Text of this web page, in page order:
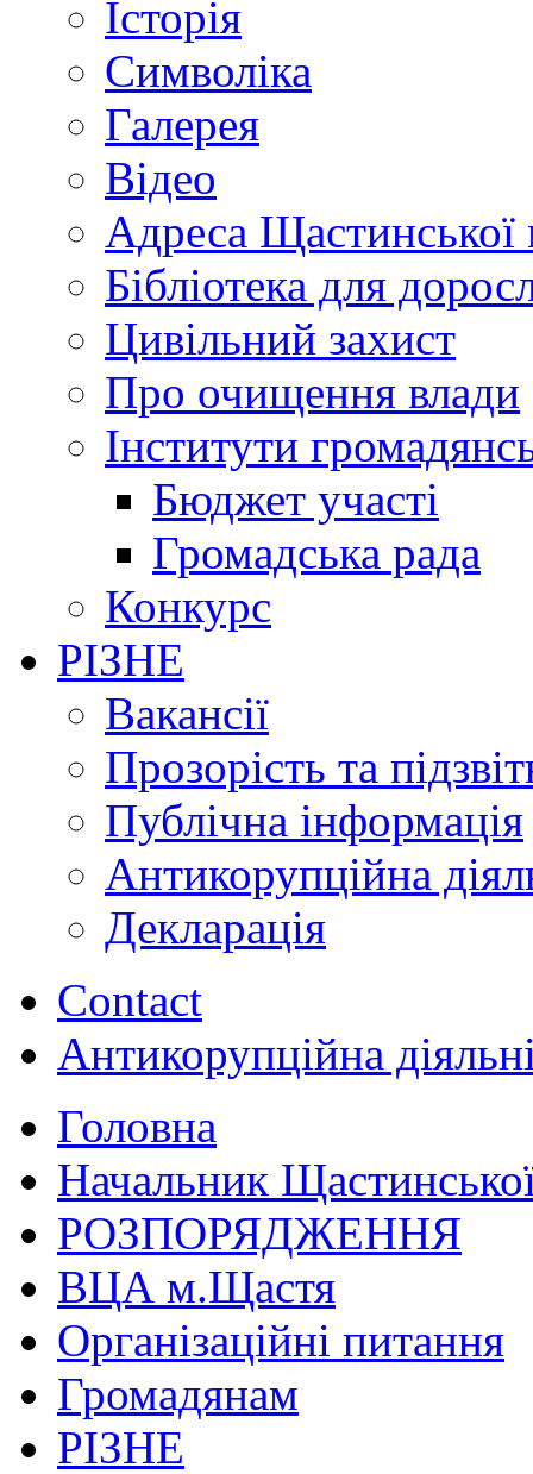
Історія
Символіка
Галерея
Відео
Адреса Щастинської
Бібліотека для
Цивільний захист
Про очищення влади
Інститути
Бюджет участі
Громадська рада
Конкурс
РІЗНЕ
Вакансії
Прозорість та
Публічна інформація
Антикорупційна
Декларація
Contact
Антикорупційна
Головна
Начальник
РОЗПОРЯДЖЕННЯ
ВЦА м.Щастя
Організаційні питання
Громадянам
РІЗНЕ